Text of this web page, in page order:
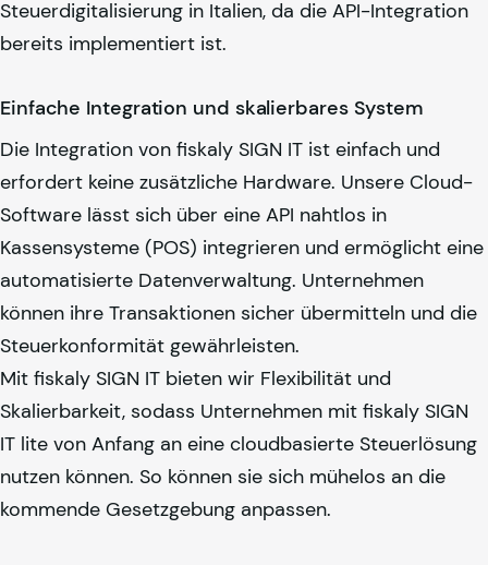
Steuerdigitalisierung in Italien, da die API-Integration
bereits implementiert ist.
Einfache Integration und skalierbares System
Die Integration von fiskaly SIGN IT ist einfach und
erfordert keine zusätzliche Hardware. Unsere Cloud-
Software lässt sich über eine API nahtlos in
Kassensysteme (POS) integrieren und ermöglicht eine
automatisierte Datenverwaltung. Unternehmen
können ihre Transaktionen sicher übermitteln und die
Steuerkonformität gewährleisten.
Mit fiskaly SIGN IT bieten wir Flexibilität und
Skalierbarkeit, sodass Unternehmen mit fiskaly SIGN
IT lite von Anfang an eine cloudbasierte Steuerlösung
nutzen können. So können sie sich mühelos an die
kommende Gesetzgebung anpassen.